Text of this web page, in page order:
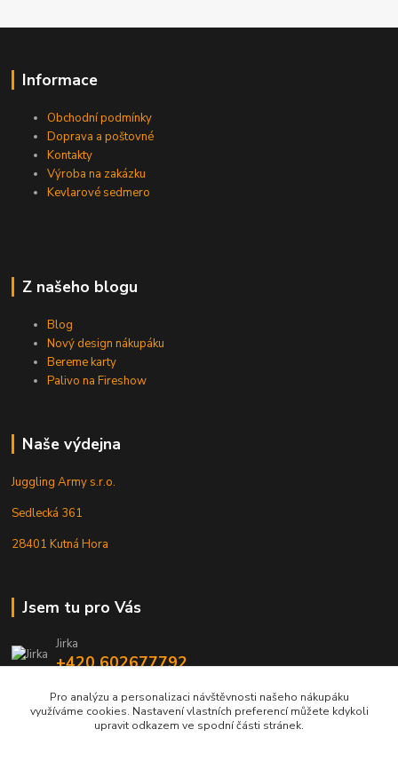
Informace
Obchodní podmínky
Doprava a poštovné
Kontakty
Výroba na zakázku
Kevlarové sedmero
Z našeho blogu
Blog
Nový design nákupáku
Bereme karty
Palivo na Fireshow
Naše výdejna
Juggling Army s.r.o.
Sedlecká 361
28401 Kutná Hora
Jsem tu pro Vás
Jirka
+420 602677792
info@jarmy.cz
Pro analýzu a personalizaci návštěvnosti našeho nákupáku
využíváme cookies. Nastavení vlastních preferencí můžete kdykoli
upravit odkazem ve spodní části stránek.